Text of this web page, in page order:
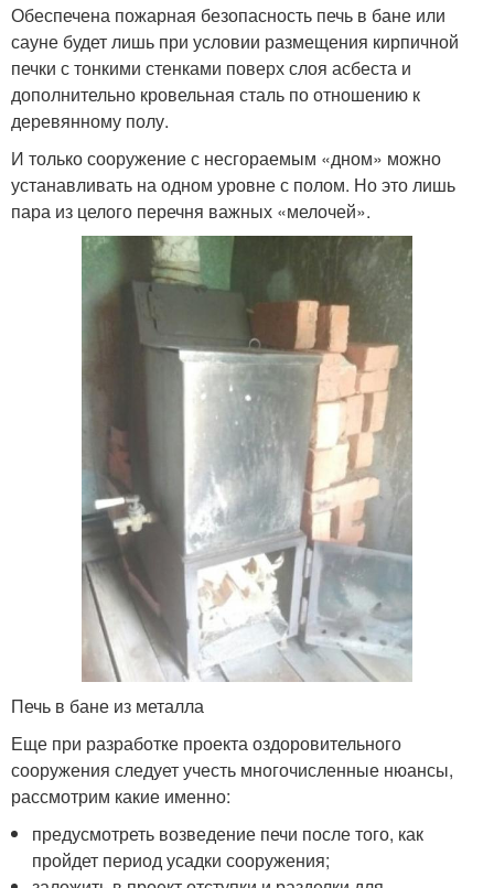
Обеспечена пожарная безопасность печь в бане или
сауне будет лишь при условии размещения кирпичной
печки с тонкими стенками поверх слоя асбеста и
дополнительно кровельная сталь по отношению к
деревянному полу.
И только сооружение с несгораемым «дном» можно
устанавливать на одном уровне с полом. Но это лишь
пара из целого перечня важных «мелочей».
Печь в бане из металла
Еще при разработке проекта оздоровительного
сооружения следует учесть многочисленные нюансы,
рассмотрим какие именно:
предусмотреть возведение печи после того, как
пройдет период усадки сооружения;